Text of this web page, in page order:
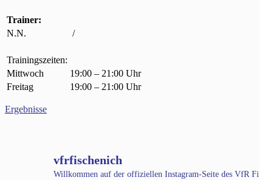
Trainer:
N.N.
/
Trainingszeiten:
Mittwoch
19:00 – 21:00 Uhr
Freitag
19:00 – 21:00 Uhr
Ergebnisse
vfrfischenich
Willkommen auf der offiziellen Instagram-Seite des VfR